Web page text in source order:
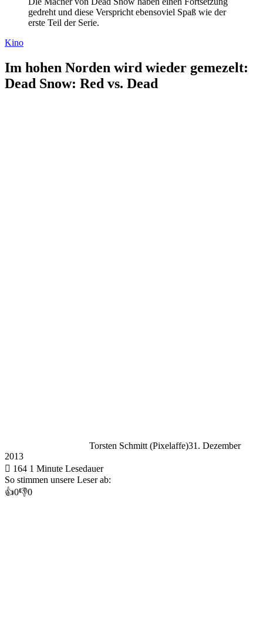
gedreht und diese Verspricht ebensoviel Spaß wie der
erste Teil der Serie.
Kino
Im hohen Norden wird wieder gemezelt:
Dead Snow: Red vs. Dead
Torsten Schmitt (Pixelaffe)31. Dezember
2013
164 1 Minute Lesedauer
So stimmen unsere Leser ab:
👍0👎0